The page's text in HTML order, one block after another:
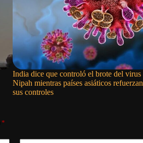
India dice que controló el brote del virus
Nipah mientras países asiáticos refuerzan
sus controles
*